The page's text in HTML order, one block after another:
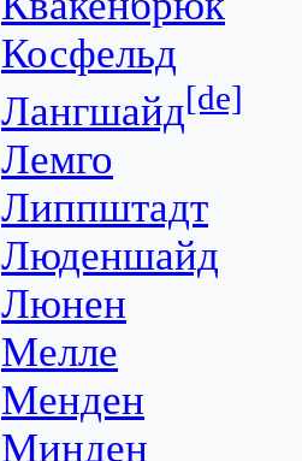
Косфельд
Лангшайд[de]
Лемго
Липпштадт
Люденшайд
Люнен
Мелле
Менден
Минден